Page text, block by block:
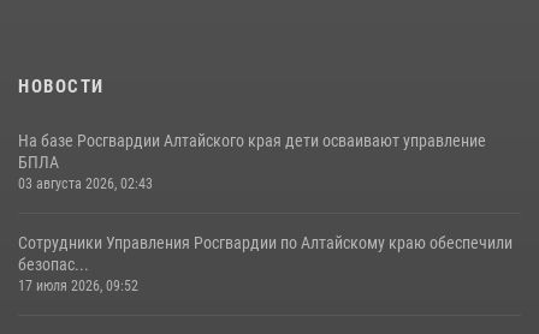
НОВОСТИ
На базе Росгвардии Алтайского края дети осваивают управление
БПЛА
03 августа 2026, 02:43
Сотрудники Управления Росгвардии по Алтайскому краю обеспечили
безопас...
17 июля 2026, 09:52